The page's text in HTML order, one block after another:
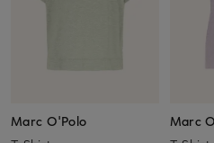
Marc O'Polo
Marc